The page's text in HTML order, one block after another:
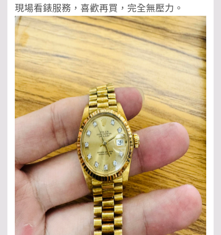
現場看錶服務，喜歡再買，完全無壓力。